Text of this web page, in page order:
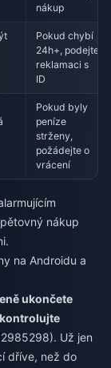
nákup
Pokud chybí
24h+, podejte
reklamaci s
ID
Pokud byly
peníze
strženy,
požádejte o
vrácení
nákup
na Androidu a
ukončete
Už jen
dříve, než do